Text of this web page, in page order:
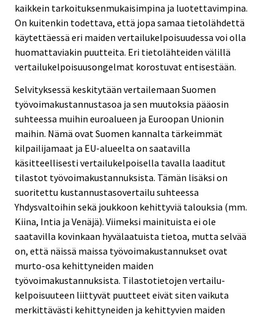
kaikkein tarkoituksenmukaisimpina ja luotettavimpina.
On kuitenkin todettava, että jopa samaa tietolähdettä
käytettäessä eri maiden vertailukelpoisuudessa voi olla
huomattaviakin puutteita. Eri tietolähteiden välillä
vertailukelpoisuusongelmat korostuvat entisestään.
Selvityksessä keskitytään vertailemaan Suomen
työvoimakustannustasoa ja sen muutoksia pääosin
suhteessa muihin euroalueen ja Euroopan Unionin
maihin. Nämä ovat Suomen kannalta tärkeimmät
kilpailijamaat ja EU-alueelta on saatavilla
käsitteellisesti vertailukelpoisella tavalla laaditut
tilastot työvoimakustannuksista. Tämän lisäksi on
suoritettu kustannustasovertailu suhteessa
Yhdysvaltoihin sekä joukkoon kehittyviä talouksia (mm.
Kiina, Intia ja Venäjä). Viimeksi mainituista ei ole
saatavilla kovinkaan hyvälaatuista tietoa, mutta selvää
on, että näissä maissa työvoimakustannukset ovat
murto-osa kehittyneiden maiden
työvoimakustannuksista. Tilastotietojen vertailu-
kelpoisuuteen liittyvät puutteet eivät siten vaikuta
merkittävästi kehittyneiden ja kehittyvien maiden